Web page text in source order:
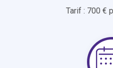
Tarif : 700 €